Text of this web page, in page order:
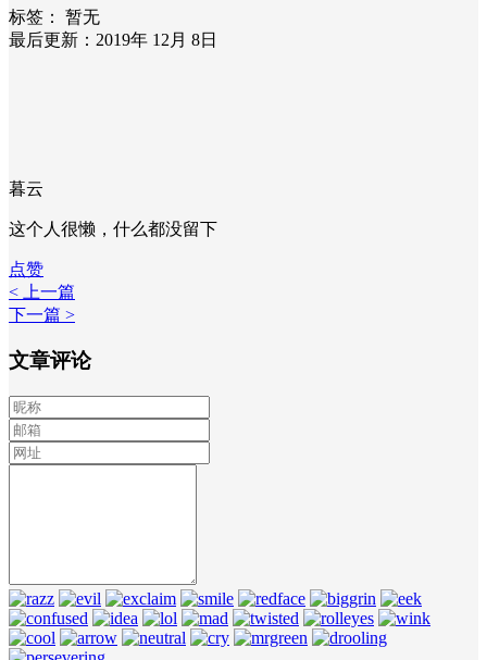
标签：
暂无
最后更新：2019年 12月 8日
暮云
这个人很懒，什么都没留下
点赞
< 上一篇
下一篇 >
文章评论